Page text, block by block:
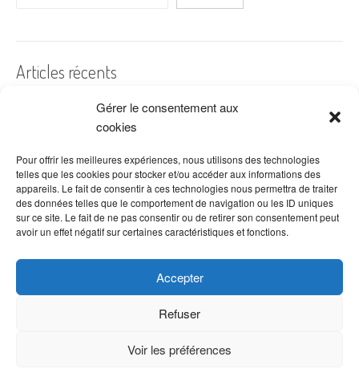
Gérer le consentement aux
cookies
Pour offrir les meilleures expériences, nous utilisons des technologies
telles que les cookies pour stocker et/ou accéder aux informations des
appareils. Le fait de consentir à ces technologies nous permettra de traiter
des données telles que le comportement de navigation ou les ID uniques
sur ce site. Le fait de ne pas consentir ou de retirer son consentement peut
avoir un effet négatif sur certaines caractéristiques et fonctions.
Accepter
Refuser
Voir les préférences
Articles récents
A quelles dates de l’année offre-t-on des fleurs ?
Les fleurs préférées des Français
Combien de fois arroser un cactus ?
Quelles fleurs offrir pour la fête des mères ?
Idées de décoration avec fleurs séchées